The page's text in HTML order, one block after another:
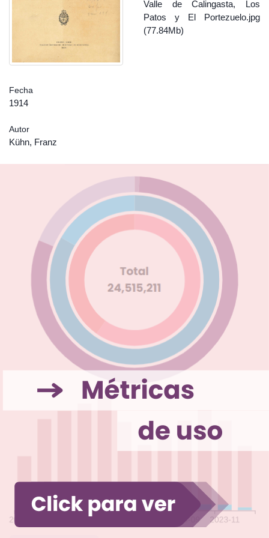
Valle de Calingasta, Los
Patos y El Portezuelo.jpg
(77.84Mb)
Fecha
1914
Autor
Kühn, Franz